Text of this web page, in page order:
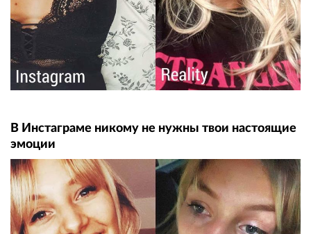
В Инстаграме никому не нужны твои настоящие
эмоции